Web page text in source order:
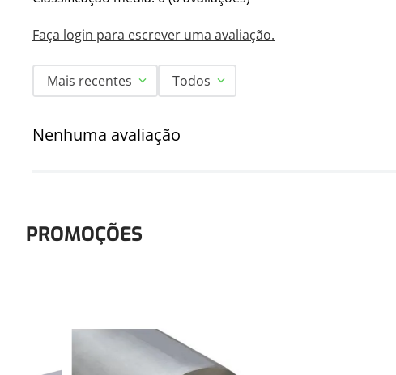
Faça login para escrever uma avaliação.
Mais recentes Todos
Nenhuma avaliação
PROMOÇÕES